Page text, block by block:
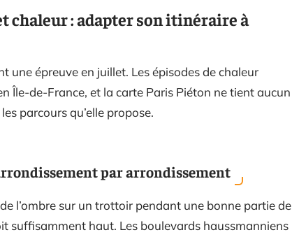
chaleur : adapter son itinéraire à
une épreuve en juillet. Les épisodes de chaleur
Île-de-France, et la carte Paris Piéton ne tient aucun
parcours qu’elle propose.
par arrondissement
l’ombre sur un trottoir pendant une bonne partie de
suffisamment haut. Les boulevards haussmanniens